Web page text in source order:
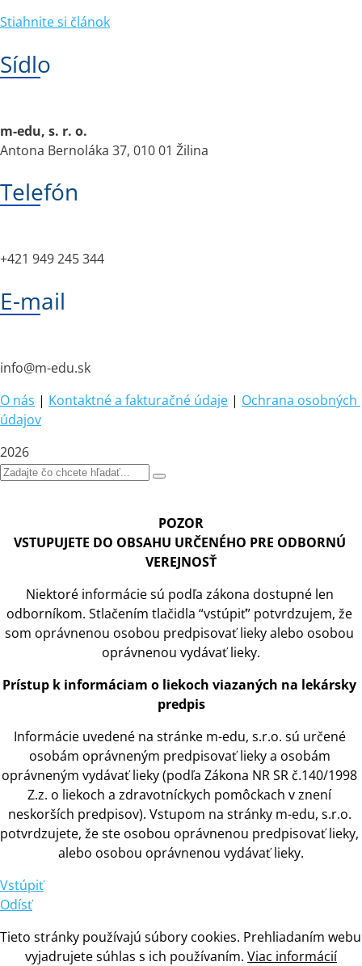
Stiahnite si článok
Sídlo
m-edu, s. r. o.
Antona Bernoláka 37, 010 01 Žilina
Telefón
+421 949 245 344
E-mail
info@m-edu.sk
O nás | Kontaktné a fakturačné údaje | Ochrana osobných
údajov
2026
POZOR
VSTUPUJETE DO OBSAHU URČENÉHO PRE ODBORNÚ
VEREJNOSŤ
Niektoré informácie sú podľa zákona dostupné len
odborníkom. Stlačením tlačidla “vstúpiť” potvrdzujem, že
som oprávnenou osobou predpisovať lieky alebo osobou
oprávnenou vydávať lieky.
Prístup k informáciam o liekoch viazaných na lekársky
predpis
Informácie uvedené na stránke m-edu, s.r.o. sú určené
osobám oprávneným predpisovať lieky a osobám
oprávneným vydávať lieky (podľa Zákona NR SR č.140/1998
Z.z. o liekoch a zdravotníckych pomôckach v znení
neskorších predpisov). Vstupom na stránky m-edu, s.r.o.
potvrdzujete, že ste osobou oprávnenou predpisovať lieky,
alebo osobou oprávnenou vydávať lieky.
Vstúpiť
Odísť
Tieto stránky používajú súbory cookies. Prehliadaním webu
vyjadrujete súhlas s ich používaním. Viac informácií